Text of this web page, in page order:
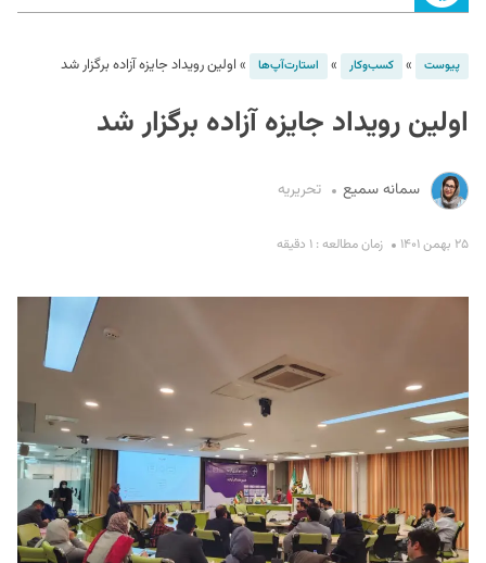
پیوست » کسب‌و‌کار » استارت‌آپ‌ها » اولین رویداد جایزه آزاده برگزار شد
اولین رویداد جایزه آزاده برگزار شد
سمانه سمیع تحریریه
۲۵ بهمن ۱۴۰۱ زمان مطالعه : ۱ دقیقه